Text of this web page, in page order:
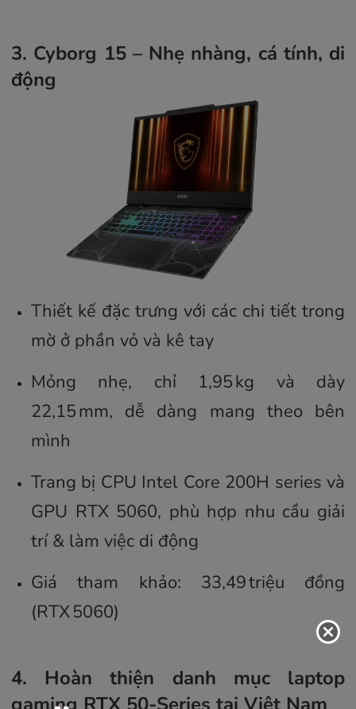
3. Cyborg 15 – Nhẹ nhàng, cá tính, di
động
Thiết kế đặc trưng với các chi tiết trong
mờ ở phần vỏ và kê tay
Mỏng nhẹ, chỉ 1,95 kg và dày
22,15 mm, dễ dàng mang theo bên
mình
Trang bị CPU Intel Core 200H series và
GPU RTX 5060, phù hợp nhu cầu giải
trí & làm việc di động
Giá tham khảo: 33,49 triệu đồng
(RTX 5060)
4. Hoàn thiện danh mục laptop